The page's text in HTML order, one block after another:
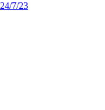
24/7/23